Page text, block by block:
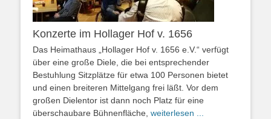
Konzerte im Hollager Hof v. 1656
Das Heimathaus „Hollager Hof v. 1656 e.V.“ verfügt
über eine große Diele, die bei entsprechender
Bestuhlung Sitzplätze für etwa 100 Personen bietet
und einen breiteren Mittelgang frei läßt. Vor dem
großen Dielentor ist dann noch Platz für eine
überschaubare Bühnenfläche, weiterlesen ...